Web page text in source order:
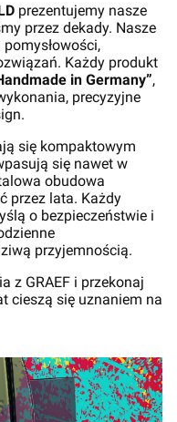
prezentujemy nasze
przez dekady. Nasze
Każdy produkt
in Germany”,
precyzyjne
się kompaktowym
się nawet w
obudowa
przez lata. Każdy
o bezpieczeństwie i
przyjemnością.
z GRAEF i przekonaj
cieszą się uznaniem na